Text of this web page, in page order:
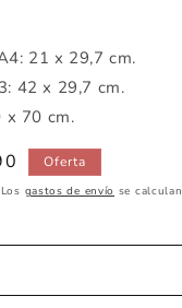
21 x 29,7 cm.
42 x 29,7 cm.
x 70 cm.
Oferta
gastos de envío se